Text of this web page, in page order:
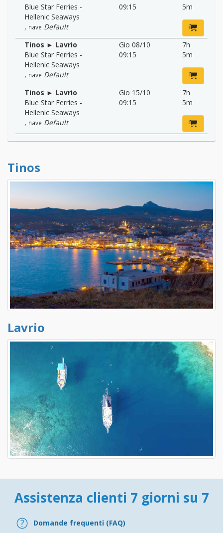
Blue Star Ferries -
Hellenic Seaways
, nave Default
09:15
5m
Tinos ► Lavrio
Blue Star Ferries -
Hellenic Seaways
, nave Default
Gio 08/10
09:15
7h
5m
Tinos ► Lavrio
Blue Star Ferries -
Hellenic Seaways
, nave Default
Gio 15/10
09:15
7h
5m
Tinos
Lavrio
Assistenza clienti 7 giorni su 7
Domande frequenti (FAQ)